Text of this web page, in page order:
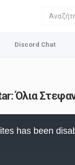
Discord Chat
Όλια
has been